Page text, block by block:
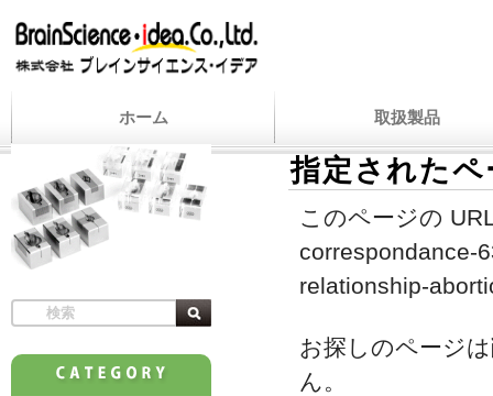
ホーム 取扱製品
指定された
このページの
correspondance-
relationship-
お探しのページ
ん。